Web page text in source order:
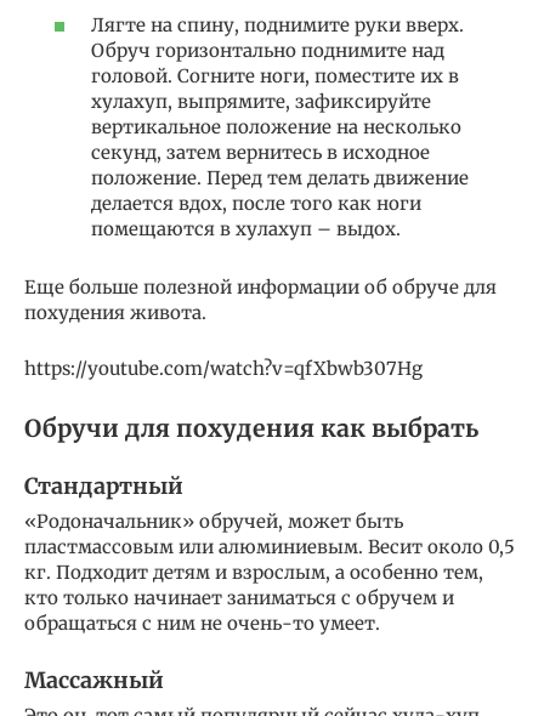
Лягте на спину, поднимите руки вверх.
Обруч горизонтально поднимите над
головой. Согните ноги, поместите их в
хулахуп, выпрямите, зафиксируйте
вертикальное положение на несколько
секунд, затем вернитесь в исходное
положение. Перед тем делать движение
делается вдох, после того как ноги
помещаются в хулахуп – выдох.
Еще больше полезной информации об обруче для
похудения живота.
https://youtube.com/watch?v=qfXbwb307Hg
Обручи для похудения как выбрать
Стандартный
«Родоначальник» обручей, может быть
пластмассовым или алюминиевым. Весит около 0,5
кг. Подходит детям и взрослым, а особенно тем,
кто только начинает заниматься с обручем и
обращаться с ним не очень-то умеет.
Массажный